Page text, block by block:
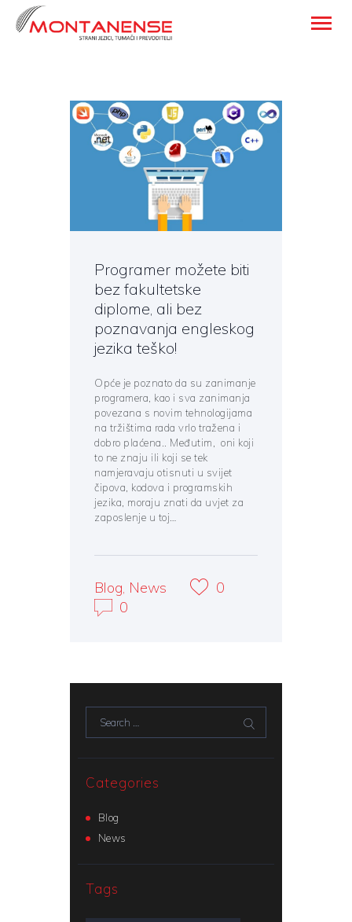
HOME
TRANSLATION SERVICES
FOREIGN LANGUAGE
CONTACT DETAILS
ENGLISH
Programer možete biti
bez fakultetske
diplome, ali bez
poznavanja engleskog
jezika teško!
Opće je poznato da su zanimanje
programera, kao i sva zanimanja
povezana s novim tehnologijama
na tržištima rada vrlo tražena i
dobro plaćena.. Međutim, oni koji
to ne znaju ili koji se tek
namjeravaju otisnuti u svijet
čipova, kodova i programskih
jezika, moraju znati da uvjet za
zaposlenje u toj…
Blog, News
0
0
Categories
Blog
News
Tags